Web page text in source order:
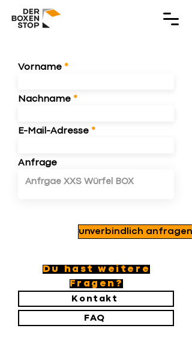
Vorname
Nachname
E-Mail-Adresse
Anfrage
unverbindlich anfragen
Du hast weitere
Fragen?
Kontakt
FAQ